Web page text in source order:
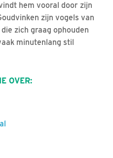
hem vooral door zijn
zijn vogels van
zich graag ophouden
minutenlang stil
OVER: